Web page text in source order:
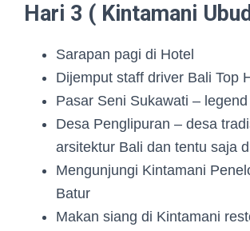
Hari 3 ( Kintamani
Sarapan pagi di Hotel
Dijemput staff driver Bali Top
Pasar Seni Sukawati –
Desa Penglipuran – desa
arsitektur Bali dan tentu saja
Mengunjungi Kintamani
Batur
Makan siang di Kintamani